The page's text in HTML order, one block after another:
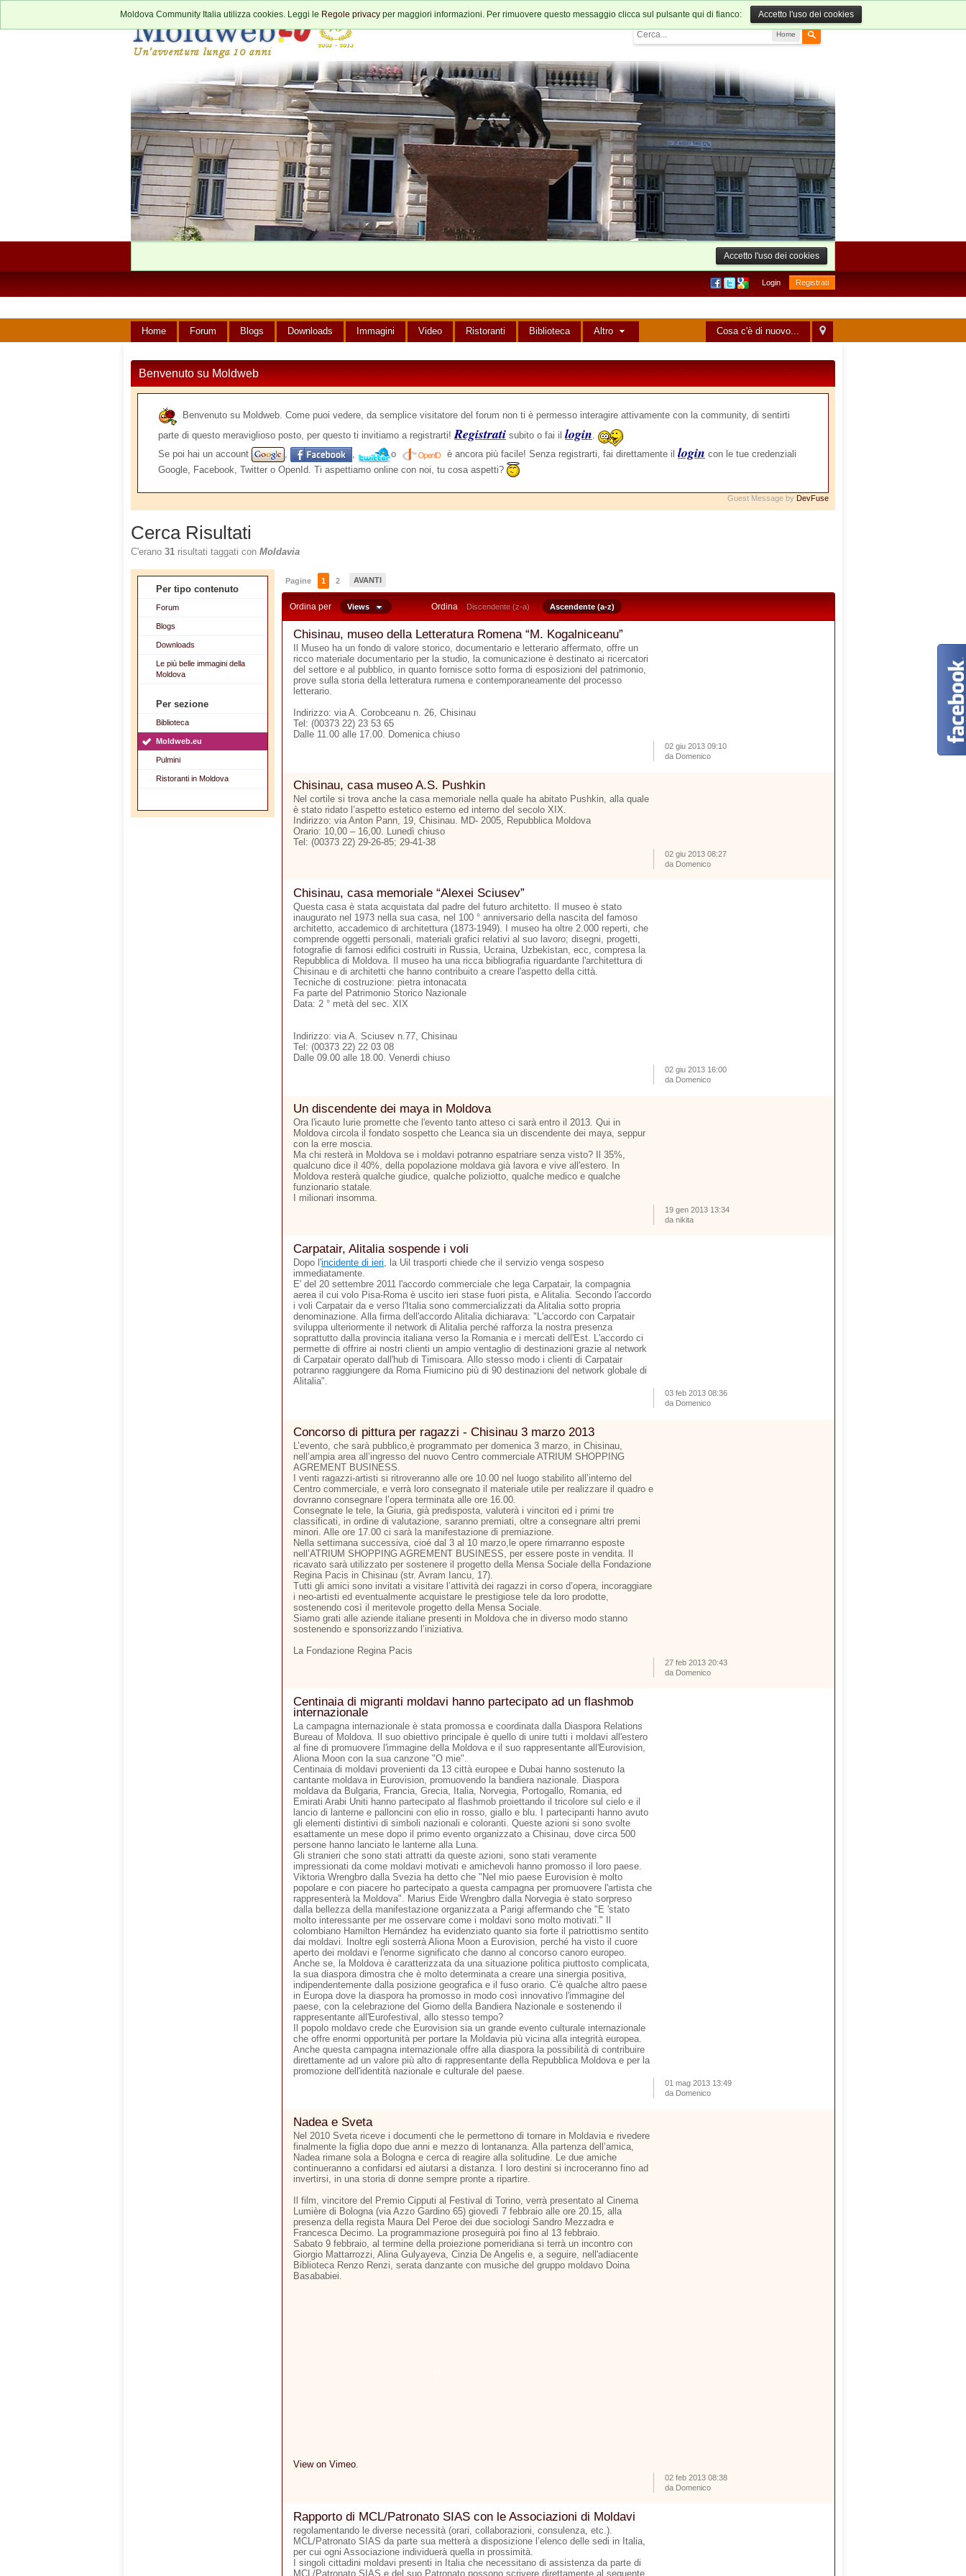
Home
Moldova Community Italia utilizza cookies. Leggi le Regole privacy per maggiori informazioni. Per rimuovere questo messaggio clicca sul pulsante qui di fianco: Accetto l'uso dei cookies
Accetto l'uso dei cookies
Login Registrati
Cosa c'è di nuovo...
Home Forum Blogs Downloads Immagini Video Ristoranti Biblioteca Altro
Benvenuto su Moldweb
Benvenuto su Moldweb. Come puoi vedere, da semplice visitatore del forum non ti è permesso interagire attivamente con la community, di sentirti
parte di questo meraviglioso posto, per questo ti invitiamo a registrarti!Registrati subito o fai il login.
Se poi hai un account
, , o è ancora più facile! Senza registrarti, fai direttamente il login con le tue credenziali
Google, Facebook, Twitter o OpenId. Ti aspettiamo online con noi, tu cosa aspetti?
Guest Message by DevFuse
Cerca Risultati
C'erano 31 risultati taggati con Moldavia
Per tipo contenuto
Forum
Blogs
Downloads
Le più belle immagini della
Moldova
Per sezione
Biblioteca
Moldweb.eu
Pulmini
Ristoranti in Moldova
Pagine 1 2 AVANTI
Ordina per Views Ordina Discendente (z-a) Ascendente (a-z)
Chisinau, museo della Letteratura Romena “M. Kogalniceanu”
Il Museo ha un fondo di valore storico, documentario e letterario affermato, offre un
ricco materiale documentario per la studio, la comunicazione è destinato ai ricercatori
del settore e al pubblico, in quanto fornisce sotto forma di esposizioni del patrimonio,
prove sulla storia della letteratura rumena e contemporaneamente del processo
letterario.
Indirizzo: via A. Corobceanu n. 26, Chisinau
Tel: (00373 22) 23 53 65
Dalle 11.00 alle 17.00. Domenica chiuso
02 giu 2013 09:10
da Domenico
Chisinau, casa museo A.S. Pushkin
Nel cortile si trova anche la casa memoriale nella quale ha abitato Pushkin, alla quale
è stato ridato l’aspetto estetico esterno ed interno del secolo XIX.
Indirizzo: via Anton Pann, 19, Chisinau. MD- 2005, Repubblica Moldova
Orario: 10,00 – 16,00. Lunedì chiuso
Tel: (00373 22) 29-26-85; 29-41-38
02 giu 2013 08:27
da Domenico
Chisinau, casa memoriale “Alexei Sciusev”
Questa casa è stata acquistata dal padre del futuro architetto. Il museo è stato
inaugurato nel 1973 nella sua casa, nel 100 ° anniversario della nascita del famoso
architetto, accademico di architettura (1873-1949). I museo ha oltre 2.000 reperti, che
comprende oggetti personali, materiali grafici relativi al suo lavoro; disegni, progetti,
fotografie di famosi edifici costruiti in Russia, Ucraina, Uzbekistan, ecc, compresa la
Repubblica di Moldova. Il museo ha una ricca bibliografia riguardante l'architettura di
Chisinau e di architetti che hanno contribuito a creare l'aspetto della città.
Tecniche di costruzione: pietra intonacata
Fa parte del Patrimonio Storico Nazionale
Data: 2 ° metà del sec. XIX
Indirizzo: via A. Sciusev n.77, Chisinau
Tel: (00373 22) 22 03 08
Dalle 09.00 alle 18.00. Venerdi chiuso
02 giu 2013 16:00
da Domenico
Un discendente dei maya in Moldova
Ora l'icauto Iurie promette che l'evento tanto atteso ci sarà entro il 2013. Qui in
Moldova circola il fondato sospetto che Leanca sia un discendente dei maya, seppur
con la erre moscia.
Ma chi resterà in Moldova se i moldavi potranno espatriare senza visto? Il 35%,
qualcuno dice il 40%, della popolazione moldava già lavora e vive all'estero. In
Moldova resterà qualche giudice, qualche poliziotto, qualche medico e qualche
funzionario statale.
I milionari insomma.
19 gen 2013 13:34
da nikita
Carpatair, Alitalia sospende i voli
Dopo l'incidente di ieri, la Uil trasporti chiede che il servizio venga sospeso
immediatamente.
E' del 20 settembre 2011 l'accordo commerciale che lega Carpatair, la compagnia
aerea il cui volo Pisa-Roma è uscito ieri stase fuori pista, e Alitalia. Secondo l'accordo
i voli Carpatair da e verso l'Italia sono commercializzati da Alitalia sotto propria
denominazione. Alla firma dell'accordo Alitalia dichiarava: "L'accordo con Carpatair
sviluppa ulteriormente il network di Alitalia perché rafforza la nostra presenza
soprattutto dalla provincia italiana verso la Romania e i mercati dell'Est. L'accordo ci
permette di offrire ai nostri clienti un ampio ventaglio di destinazioni grazie al network
di Carpatair operato dall'hub di Timisoara. Allo stesso modo i clienti di Carpatair
potranno raggiungere da Roma Fiumicino più di 90 destinazioni del network globale di
Alitalia".
03 feb 2013 08:36
da Domenico
Concorso di pittura per ragazzi - Chisinau 3 marzo 2013
L’evento, che sarà pubblico,è programmato per domenica 3 marzo, in Chisinau,
nell’ampia area all’ingresso del nuovo Centro commerciale ATRIUM SHOPPING
AGREMENT BUSINESS.
I venti ragazzi-artisti si ritroveranno alle ore 10.00 nel luogo stabilito all’interno del
Centro commerciale, e verrà loro consegnato il materiale utile per realizzare il quadro e
dovranno consegnare l’opera terminata alle ore 16.00.
Consegnate le tele, la Giuria, già predisposta, valuterà i vincitori ed i primi tre
classificati, in ordine di valutazione, saranno premiati, oltre a consegnare altri premi
minori. Alle ore 17.00 ci sarà la manifestazione di premiazione.
Nella settimana successiva, cioé dal 3 al 10 marzo,le opere rimarranno esposte
nell’ATRIUM SHOPPING AGREMENT BUSINESS, per essere poste in vendita. Il
ricavato sarà utilizzato per sostenere il progetto della Mensa Sociale della Fondazione
Regina Pacis in Chisinau (str. Avram Iancu, 17).
Tutti gli amici sono invitati a visitare l’attività dei ragazzi in corso d’opera, incoraggiare
i neo-artisti ed eventualmente acquistare le prestigiose tele da loro prodotte,
sostenendo così il meritevole progetto della Mensa Sociale.
Siamo grati alle aziende italiane presenti in Moldova che in diverso modo stanno
sostenendo e sponsorizzando l’iniziativa.
La Fondazione Regina Pacis
27 feb 2013 20:43
da Domenico
Centinaia di migranti moldavi hanno partecipato ad un flashmob
internazionale
La campagna internazionale è stata promossa e coordinata dalla Diaspora Relations
Bureau of Moldova. Il suo obiettivo principale è quello di unire tutti i moldavi all'estero
al fine di promuovere l'immagine della Moldova e il suo rappresentante all'Eurovision,
Aliona Moon con la sua canzone "O mie".
Centinaia di moldavi provenienti da 13 città europee e Dubai hanno sostenuto la
cantante moldava in Eurovision, promuovendo la bandiera nazionale. Diaspora
moldava da Bulgaria, Francia, Grecia, Italia, Norvegia, Portogallo, Romania, ed
Emirati Arabi Uniti hanno partecipato al flashmob proiettando il tricolore sul cielo e il
lancio di lanterne e palloncini con elio in rosso, giallo e blu. I partecipanti hanno avuto
gli elementi distintivi di simboli nazionali e coloranti. Queste azioni si sono svolte
esattamente un mese dopo il primo evento organizzato a Chisinau, dove circa 500
persone hanno lanciato le lanterne alla Luna.
Gli stranieri che sono stati attratti da queste azioni, sono stati veramente
impressionati da come moldavi motivati ​​e amichevoli hanno promosso il loro paese.
Viktoria Wrengbro dalla Svezia ha detto che "Nel mio paese Eurovision è molto
popolare e con piacere ho partecipato a questa campagna per promuovere l'artista che
rappresenterà la Moldova". Marius Eide Wrengbro dalla Norvegia è stato sorpreso
dalla bellezza della manifestazione organizzata a Parigi affermando che "E 'stato
molto interessante per me osservare come i moldavi sono molto motivati." Il
colombiano Hamilton Hernández ha evidenziato quanto sia forte il patriottismo sentito
dai moldavi. Inoltre egli sosterrà Aliona Moon a Eurovision, perché ha visto il cuore
aperto dei moldavi e l'enorme significato che danno al concorso canoro europeo.
Anche se, la Moldova è caratterizzata da una situazione politica piuttosto complicata,
la sua diaspora dimostra che è molto determinata a creare una sinergia positiva,
indipendentemente dalla posizione geografica e il fuso orario. C'è qualche altro paese
in Europa dove la diaspora ha promosso in modo così innovativo l'immagine del
paese, con la celebrazione del Giorno della Bandiera Nazionale e sostenendo il
rappresentante all'Eurofestival, allo stesso tempo?
Il popolo moldavo crede che Eurovision sia un grande evento culturale internazionale
che offre enormi opportunità per portare la Moldavia più vicina alla integrità europea.
Anche questa campagna internazionale offre alla diaspora la possibilità di contribuire
direttamente ad un valore più alto di rappresentante della Repubblica Moldova e per la
promozione dell'identità nazionale e culturale del paese.
01 mag 2013 13:49
da Domenico
Nadea e Sveta
Nel 2010 Sveta riceve i documenti che le permettono di tornare in Moldavia e rivedere
finalmente la figlia dopo due anni e mezzo di lontananza. Alla partenza dell’amica,
Nadea rimane sola a Bologna e cerca di reagire alla solitudine. Le due amiche
continueranno a confidarsi ed aiutarsi a distanza. I loro destini si incroceranno fino ad
invertirsi, in una storia di donne sempre pronte a ripartire.
Il film, vincitore del Premio Cipputi al Festival di Torino, verrà presentato al Cinema
Lumière di Bologna (via Azzo Gardino 65) giovedì 7 febbraio alle ore 20.15, alla
presenza della regista Maura Del Peroe dei due sociologi Sandro Mezzadra e
Francesca Decimo. La programmazione proseguirà poi fino al 13 febbraio.
Sabato 9 febbraio, al termine della proiezione pomeridiana si terrà un incontro con
Giorgio Mattarrozzi, Alina Gulyayeva, Cinzia De Angelis e, a seguire, nell'adiacente
Biblioteca Renzo Renzi, serata danzante con musiche del gruppo moldavo Doina
Basababiei.
View on Vimeo.
02 feb 2013 08:38
da Domenico
Rapporto di MCL/Patronato SIAS con le Associazioni di Moldavi
regolamentando le diverse necessità (orari, collaborazioni, consulenza, etc.).
MCL/Patronato SIAS da parte sua metterà a disposizione l’elenco delle sedi in Italia,
per cui ogni Associazione individuerà quella in prossimità.
I singoli cittadini moldavi presenti in Italia che necessitano di assistenza da parte di
MCL/Patronato SIAS e del suo Patronato possono scrivere direttamente al seguente